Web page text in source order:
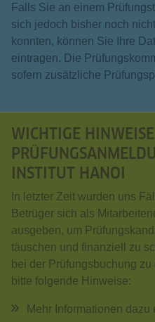
Falls Sie an einem
sich jedoch bisher noch
konnten, können Sie Ihre
eintragen. Die
sofern zusätzliche
WICHTIGE
INSTITUT HANOI
In letzter Zeit wurden uns
Betrüger sich als
ausgeben, um
täuschen und finanziell zu
bei der Prüfungsbuchung
bitte folgende Hinweise:
Mehr Informationen dazu